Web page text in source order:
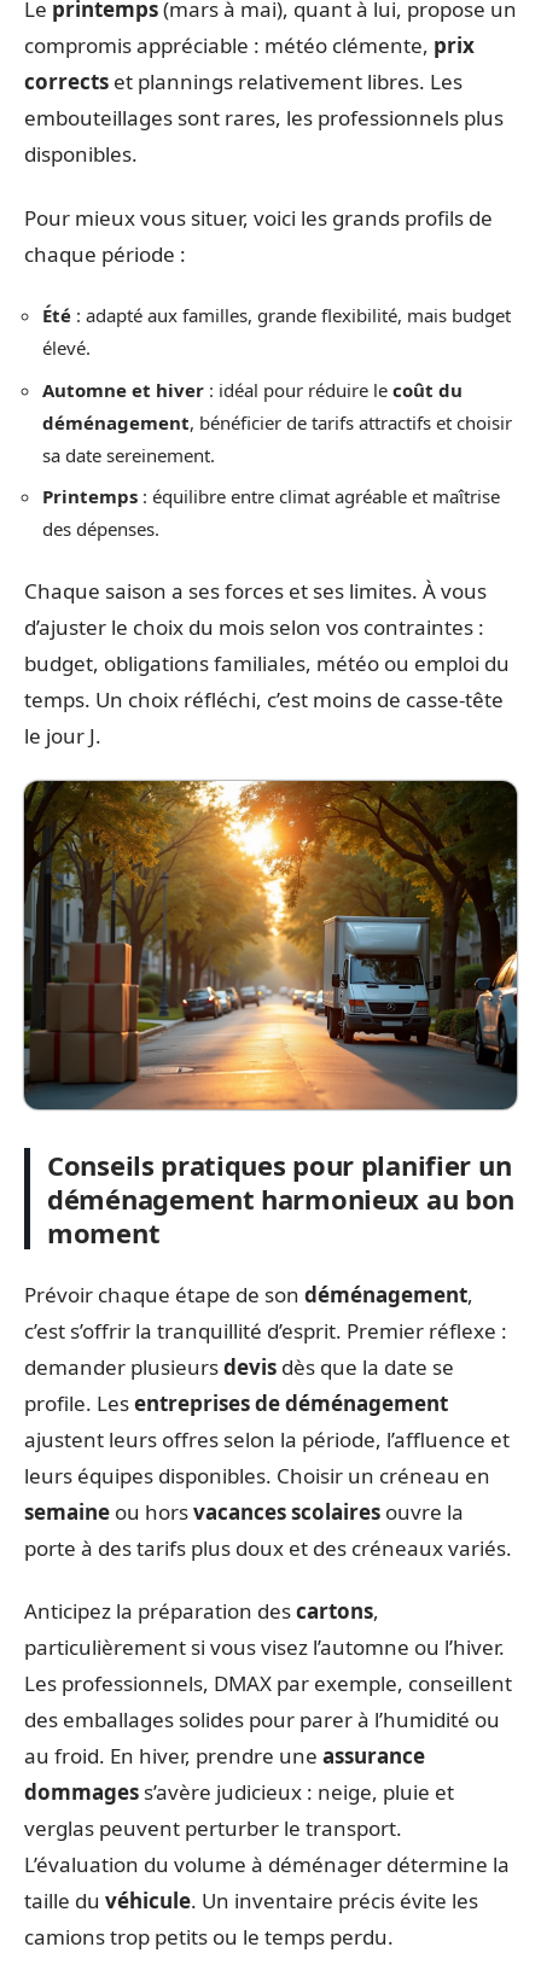
Le printemps(mars à mai), quant à lui, propose un
compromis appréciable : météo clémente, prix
corrects et plannings relativement libres. Les
embouteillages sont rares, les professionnels plus
disponibles.
Pour mieux vous situer, voici les grands profils de
chaque période :
Été : adapté aux familles, grande flexibilité, mais budget
élevé.
Automne et hiver : idéal pour réduire le coût du
déménagement, bénéficier de tarifs attractifs et choisir
sa date sereinement.
Printemps : équilibre entre climat agréable et maîtrise
des dépenses.
Chaque saison a ses forces et ses limites. À vous
d’ajuster le choix du mois selon vos contraintes :
budget, obligations familiales, météo ou emploi du
temps. Un choix réfléchi, c’est moins de casse-tête
le jour J.
Conseils pratiques pour planifier un
déménagement harmonieux au bon
moment
Prévoir chaque étape de son déménagement,
c’est s’offrir la tranquillité d’esprit. Premier réflexe :
demander plusieursdevis dès que la date se
profile. Lesentreprises de déménagement
ajustent leurs offres selon la période, l’affluence et
leurs équipes disponibles. Choisir un créneau en
semaine ou horsvacances scolaires ouvre la
porte à des tarifs plus doux et des créneaux variés.
Anticipez la préparation descartons,
particulièrement si vous visez l’automne ou l’hiver.
Les professionnels, DMAX par exemple, conseillent
des emballages solides pour parer à l’humidité ou
au froid. En hiver, prendre une assurance
dommages s’avère judicieux : neige, pluie et
verglas peuvent perturber le transport.
L’évaluation du volume à déménager détermine la
taille du véhicule. Un inventaire précis évite les
camions trop petits ou le temps perdu.